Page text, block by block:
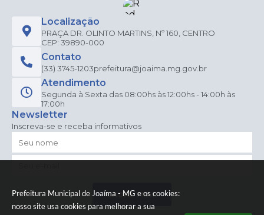
Prefeitura Municipal de Joaíma - MG e os cookies:
nosso site usa cookies para melhorar a sua
Localização
PRAÇA DR. OLINTO MARTINS, Nº 160, CENTRO
CEP: 39890-000
Contato
(33) 3745-1203prefeitura@joaima.mg.gov.br
Atendimento
Segunda à Sexta das 08:00hs às 12:00hs - 14:00h às
17:00h
Newsletter
Inscreva-se e receba informativos
CADASTRAR